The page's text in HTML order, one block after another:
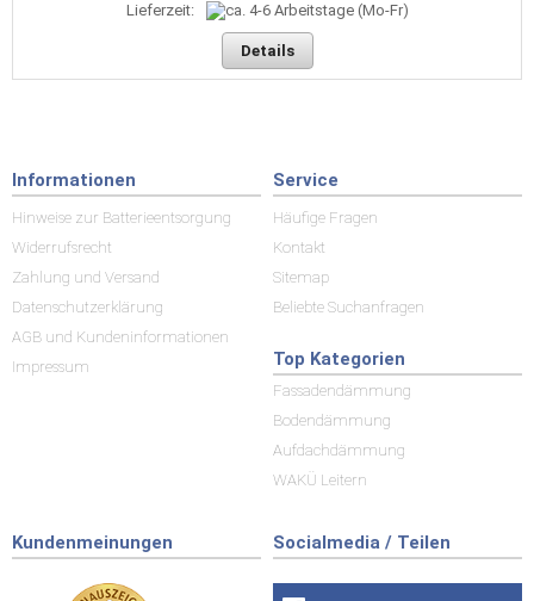
Lieferzeit:
Details
Informationen
Hinweise zur Batterieentsorgung
Widerrufsrecht
Zahlung und Versand
Datenschutzerklärung
AGB und Kundeninformationen
Impressum
Service
Häufige Fragen
Kontakt
Sitemap
Beliebte Suchanfragen
Top Kategorien
Fassadendämmung
Bodendämmung
Aufdachdämmung
WAKÜ Leitern
Kundenmeinungen Socialmedia / Teilen